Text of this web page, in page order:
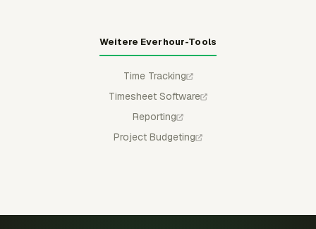
Weitere Everhour-Tools
Time Tracking
Timesheet Software
Reporting
Project Budgeting